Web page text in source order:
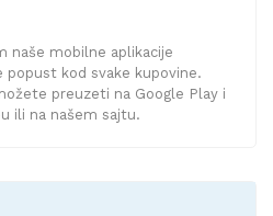
naše mobilne aplikacije
popust kod svake kupovine.
preuzeti na Google Play i
ili na našem sajtu.